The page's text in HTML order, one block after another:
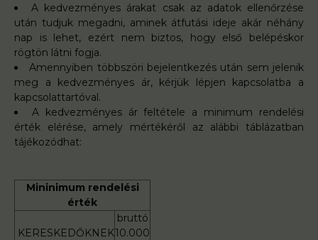
A kedvezményes árakat csak az adatok ellenőrzése
után tudjuk megadni, aminek átfutási ideje akár néhány
nap is lehet, ezért nem biztos, hogy első belépéskor
rögtön látni fogja.
Amennyiben többszöri bejelentkezés után sem jelenik
meg a kedvezményes ár, kérjük lépjen kapcsolatba a
kapcsolattartóval.
A kedvezményes ár feltétele a minimum rendelési
érték elérése, amely mértékéről az alábbi táblázatban
tájékozódhat:
Mininimum rendelési
érték
KERESKEDŐKNEK
bruttó
10.000